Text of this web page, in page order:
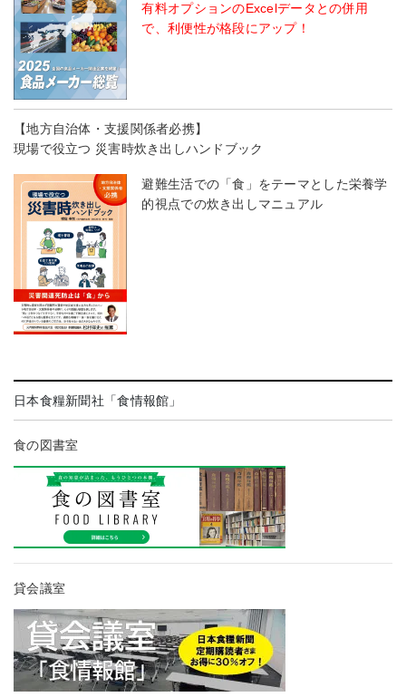
有料オプションのExcelデータとの併用
で、利便性が格段にアップ！
【地方自治体・支援関係者必携】
現場で役立つ 災害時炊き出しハンドブック
避難生活での「食」をテーマとした栄養学
的視点での炊き出しマニュアル
日本食糧新聞社「食情報館」
食の図書室
貸会議室